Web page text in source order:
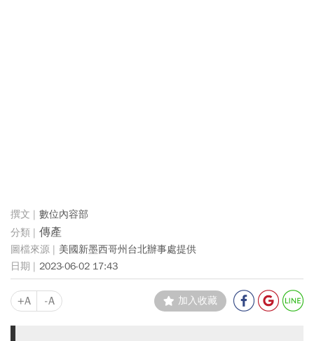
數位內容部
傳產
美國新墨西哥州台北辦事處提供
2023-06-02 17:43
+A -A 加入收藏